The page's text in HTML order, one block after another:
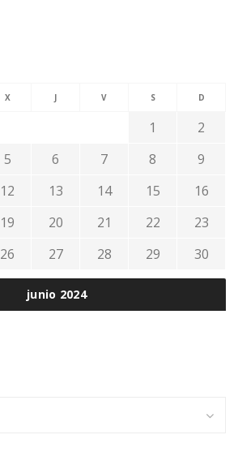
junio 2024
X J V S D
1
2
5 6 7 8
9
12 13 14 15
16
19 20 21 22
23
26 27 28 29 30